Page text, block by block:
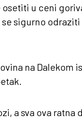
u ceni
sigurno
na Dalekom
a sva ova